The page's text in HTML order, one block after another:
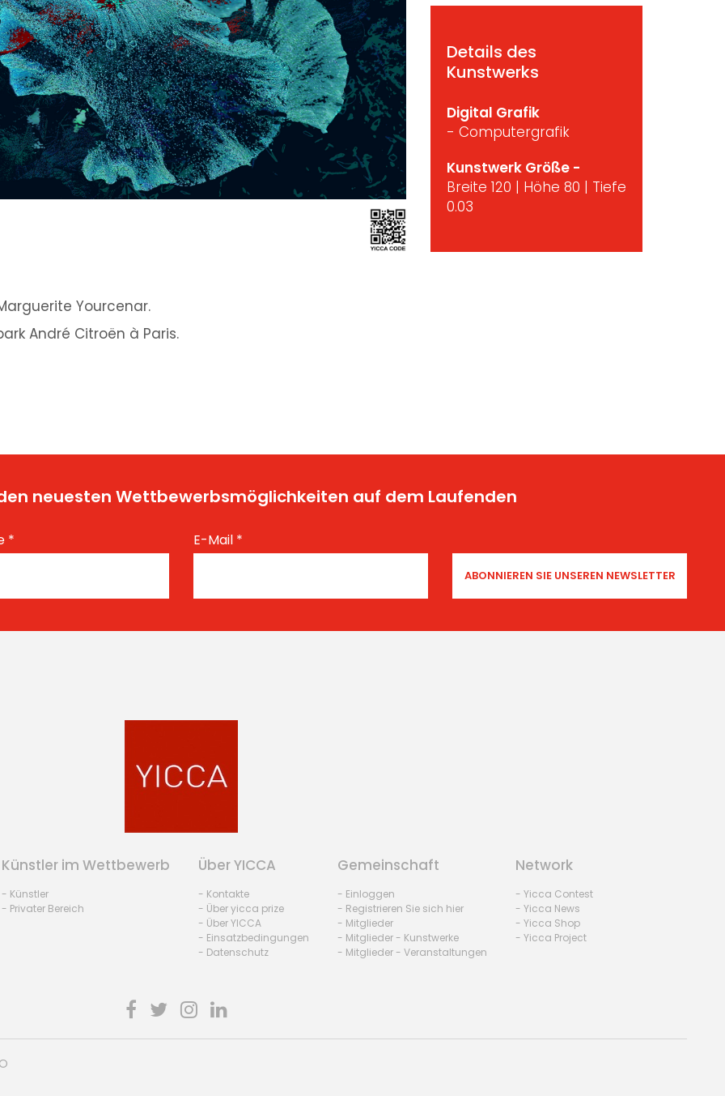
Yourcenar.
André Citroën à Paris.
Details des
Kunstwerks
Digital Grafik
- Computergrafik
Kunstwerk Größe -
Breite 120 | Höhe 80 | Tiefe
0.03
neuesten Wettbewerbsmöglichkeiten auf dem Laufenden
* E-Mail *
Künstler im Wettbewerb
- Künstler
- Privater Bereich
Über YICCA
- Kontakte
- Über yicca prize
- Über YICCA
- Einsatzbedingungen
- Datenschutz
Gemeinschaft
- Einloggen
- Registrieren Sie sich hier
- Mitglieder
- Mitglieder - Kunstwerke
- Mitglieder - Veranstaltungen
Network
- Yicca Contest
- Yicca News
- Yicca Shop
- Yicca Project